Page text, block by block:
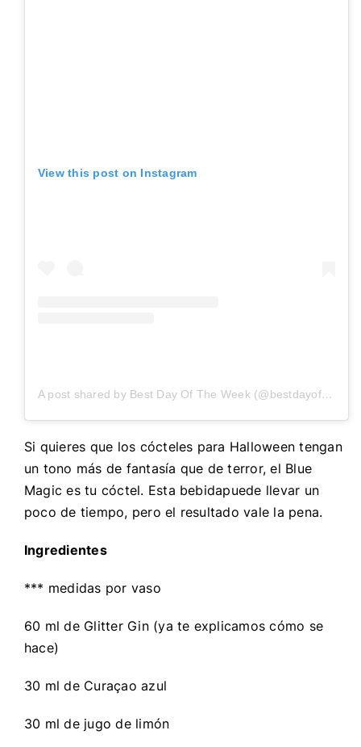
View this post on Instagram
A post shared by Best Day Of The Week (@bestdayoftheweek_)
Si quieres que los cócteles para Halloween tengan
un tono más de fantasía que de terror, el Blue
Magic es tu cóctel. Esta bebidapuede llevar un
poco de tiempo, pero el resultado vale la pena.
Ingredientes
*** medidas por vaso
60 ml de Glitter Gin (ya te explicamos cómo se
hace)
30 ml de Curaçao azul
30 ml de jugo de limón